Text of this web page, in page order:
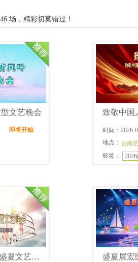
场，精彩切莫错过！
文艺晚会
即将开始
时间：2026-
地点： 云南
标签：
歌声悠扬云南欢迎你盛夏文艺晚会 盛夏展宏